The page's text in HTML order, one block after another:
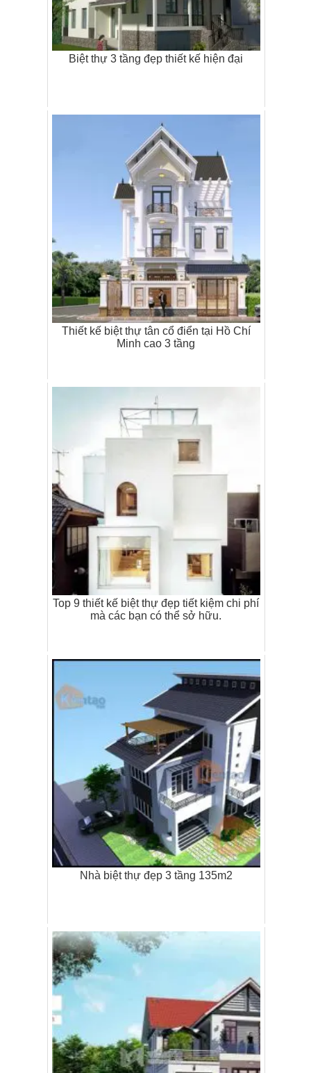
Biệt thự 3 tầng đẹp thiết kế hiện đại
Thiết kế biệt thự tân cổ điển tại Hồ Chí
Minh cao 3 tầng
Top 9 thiết kế biệt thự đẹp tiết kiệm chi phí
mà các bạn có thể sở hữu.
Nhà biệt thự đẹp 3 tầng 135m2